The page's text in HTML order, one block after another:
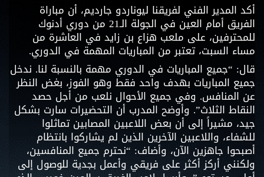
أكد المدير الفني لفريقنا ليوناردو جارديم، أن مباراة
الفريق أمام العين في الجولة الـ21 من دوري أدنوك
للمحترفين، على ملعب هزاع بن زايد في العاشرة من
مساء السبت، تعتبر من المباريات المهمة في الدوري.
قال: “جميع المباريات في الدوري مهمة بالنسبة لنا. ندخل
جميع المباريات بهدف واحد فقط وهو الفوز، بغض النظر
عن المنافس. وفي جميع الأحوال نلعب من أجل حصد
النقاط الثلاث”. وأوضح المدرب أن التحضيرات سارت بشكل
جيد، مشيراً إلى أن بعض اللاعبين المصابين تماثلوا
للشفاء، واللاعبين الآخرين الذين لم يشاركوا بانتظام
أصبحوا جاهزين الآن، وأضاف: “نحترم جميع المنافسين،
ولكنني أركز أكثر على فريقي وأعمل بجدية للوصول إلى